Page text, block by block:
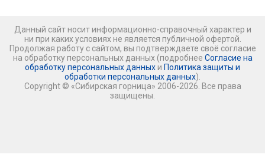
Данный сайт носит информационно-справочный характер и
ни при каких условиях не является публичной офертой.
Продолжая работу с сайтом, вы подтверждаете своё согласие
на обработку персональных данных (подробнее Согласие на
обработку персональных данных и Политика защиты и
обработки персональных данных).
Copyright © «Сибирская горница» 2006-2026. Все права
защищены.